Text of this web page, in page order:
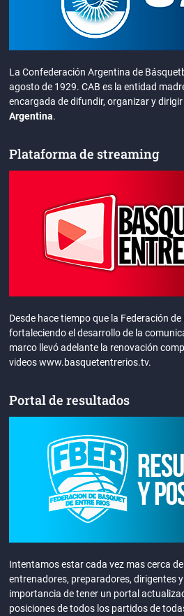
La Confederación Argentina de
agosto de 1929. CAB es la entidad
encargada de difundir, organizar y
Argentina.
Plataforma de streaming
Desde hace tiempo que la Federación
fortaleciendo el desarrollo de la
marco llevó adelante la renovación
videos www.basquetentrerios.tv.
Portal de resultados
Intentamos estar cada vez mas cerca
entrenadores, preparadores, dirigentes
importancia de tener un portal
posiciones de todos los partidos de